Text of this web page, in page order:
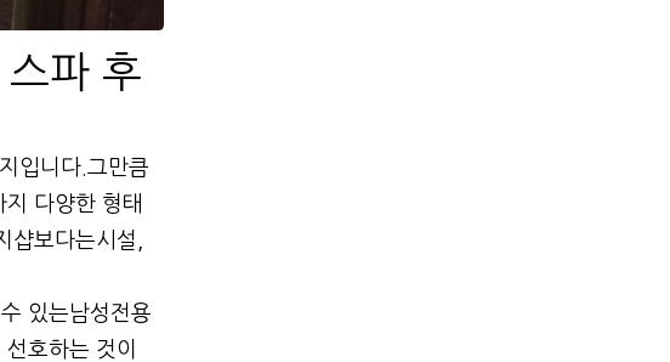
파 후
입니다.그만큼
다양한 형태
보다는시설,
있는남성전용
호하는 것이